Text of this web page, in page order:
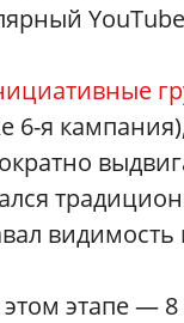
6-я
видимость
этапе —